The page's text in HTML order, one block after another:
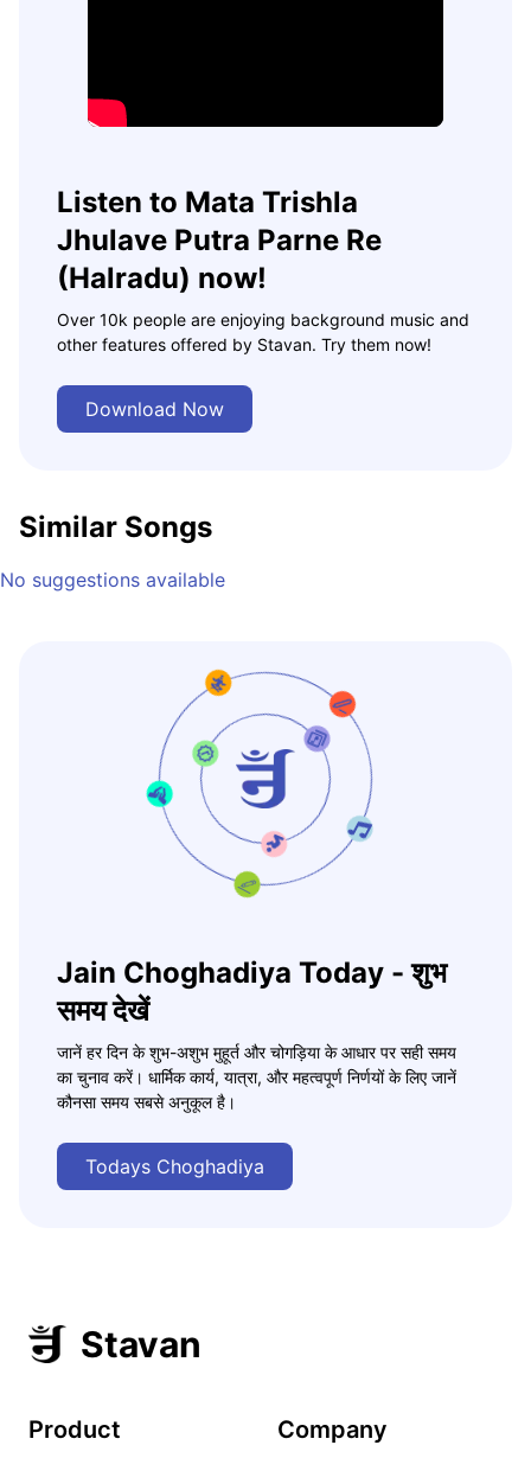
Listen to Mata Trishla
Jhulave Putra Parne Re
(Halradu) now!
Over 10k people are enjoying background music and
other features offered by Stavan. Try them now!
Download Now
Similar Songs
No suggestions available
Jain Choghadiya Today - शुभ
समय देखें
जानें हर दिन के शुभ-अशुभ मुहूर्त और चोगड़िया के आधार पर सही समय
का चुनाव करें। धार्मिक कार्य, यात्रा, और महत्वपूर्ण निर्णयों के लिए जानें
कौनसा समय सबसे अनुकूल है।
Todays Choghadiya
Stavan
Product Company